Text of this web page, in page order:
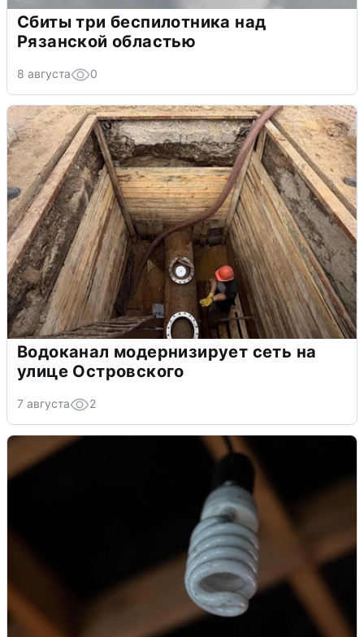
Сбиты три беспилотника над
Рязанской областью
8 августа 0
Водоканал модернизирует сеть на
улице Островского
7 августа 2